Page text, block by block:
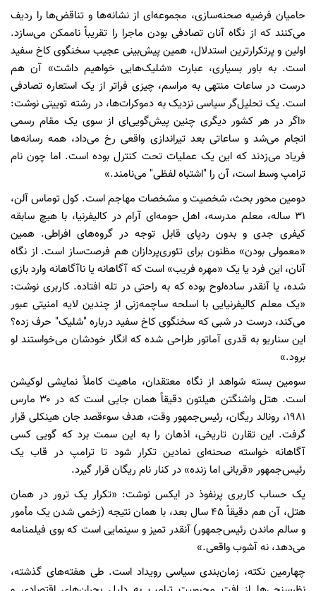
حامیان فرضیه صحنه‌سازی، مجموعه‌ای از نشانه‌ها و تناقض‌ها را ردیف
می‌کنند که از نگاه آنان تصادفی بودن ماجرا را تقریباً ناممکن می‌سازد.
اولین و پرتکرارترین استدلال، همین پیش‌بینی عجیب سخنگوی کاخ سفید
است. به باور بسیاری، عبارت «شلیک‌هایی خواهیم داشت» آن هم
درست در ساعات منتهی به مراسم، چیزی فراتر از یک استعاره تصادفی
است. یک تحلیل‌گر سیاسی نزدیک به دموکرات‌ها، در رشته توییتی نوشت:
«اگر در هر کشور دیگری چنین پیش‌گویی‌ای از سوی یک مقام رسمی
انجام می‌شد و ساعاتی بعد تیراندازی واقعی رخ می‌داد، همه رسانه‌ها
فریاد می‌زدند که این یک عملیات تحت کنترل بوده است. اما چون نام
ترامپ وسط است، آن را "اشتباه لفظی" می‌نامند.»
دومین محور بحث، شخصیت و مشخصات مهاجم است. کول توماس آلن،
۳۱ ساله، معلم مدرسه، اهل حومه‌ای آرام در کالیفرنیا، با هیچ سابقه
کیفری جدی و بدون ردپای قابل توجه در گروه‌های افراطی. همین
«معمولی بودن» مظنون برای تئوری‌پردازان هم فرصت‌ساز است. از نگاه
آنان، این فرد یا یک «مهره فریب» است که آگاهانه یا ناآگاهانه وارد بازی
شده، یا آنقدر ساده‌لوح بوده که به راحتی در تله افتاده. کاربری نوشت:
«یک معلم کالیفرنیایی با اسلحه ساچمه‌زنی از چندین لایه امنیتی عبور
می‌کند، درست در شبی که سخنگوی کاخ سفید درباره "شلیک" حرف زده؟
این سناریو به قدری آماتور طراحی شده که انگار خودشان می‌خواستند لو
برود.»
سومین بسته شواهد از نگاه معتقدان، ماهیت کاملاً نمایشی لوکیشن
است. هتل واشنگتن هیلتون دقیقاً همان جایی است که در ۳۰ مارس
۱۹۸۱، رونالد ریگان، رئیس‌جمهور وقت، هدف سوءقصد جان هینکلی قرار
گرفت. این تقارن تاریخی، اذهان را به این سمت برد که گویی کسی
آگاهانه خواسته صحنه‌ای نمادین تکرار شود تا ترامپ در قاب یک
رئیس‌جمهور «قربانی اما زنده» در کنار نام ریگان قرار گیرد.
یک حساب کاربری پرنفوذ در ایکس نوشت: «تکرار یک ترور در همان
هتل، آن هم دقیقاً ۴۵ سال بعد، با همان نتیجه (زخمی شدن یک مأمور
و سالم ماندن رئیس‌جمهور) آنقدر تمیز و سینمایی است که بوی فیلمنامه
می‌دهد، نه آشوب واقعی.»
چهارمین نکته، زمان‌بندی سیاسی رویداد است. طی هفته‌های گذشته،